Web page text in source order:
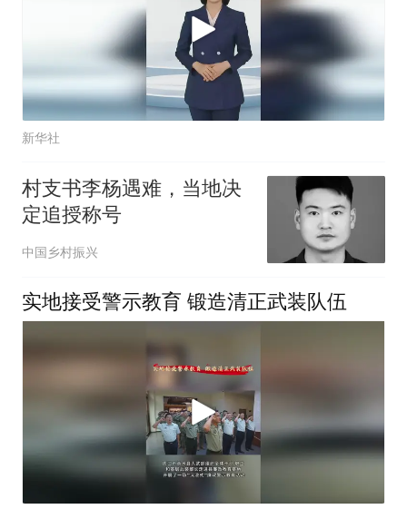
新华社
村支书李杨遇难，当地决
定追授称号
中国乡村振兴
实地接受警示教育 锻造清正武装队伍